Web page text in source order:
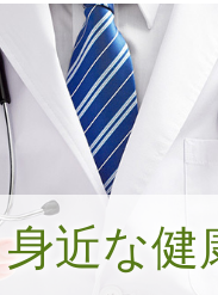
身近な健